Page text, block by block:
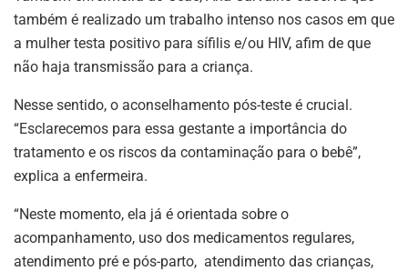
também é realizado um trabalho intenso nos casos em que
a mulher testa positivo para sífilis e/ou HIV, afim de que
não haja transmissão para a criança.
Nesse sentido, o aconselhamento pós-teste é crucial.
“Esclarecemos para essa gestante a importância do
tratamento e os riscos da contaminação para o bebê”,
explica a enfermeira.
“Neste momento, ela já é orientada sobre o
acompanhamento, uso dos medicamentos regulares,
atendimento pré e pós-parto, atendimento das crianças,